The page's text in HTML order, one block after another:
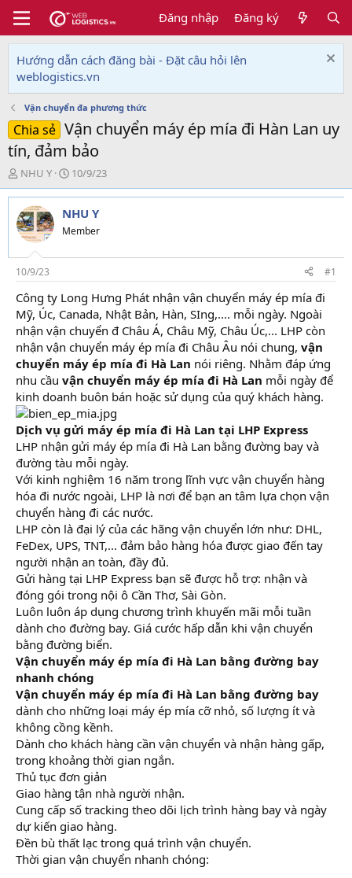
Đăng nhập Đăng ký
Hướng dẫn cách đăng bài - Đặt câu hỏi lên
weblogistics.vn
Vận chuyển đa phương thức
Chia sẻ Vận chuyển máy ép mía đi Hàn Lan uy
tín, đảm bảo
T
h
r
e
a
d
s
t
a
r
t
e
r
NHU Y
N
g
à
y
g
i
10/9/23
NHU Y
Member
10/9/23 #1
Công ty Long Hưng Phát nhận vận chuyển máy ép mía đi
Mỹ, Úc, Canada, Nhật Bản, Hàn, SIng,.... mỗi ngày. Ngoài
nhận vận chuyển đ Châu Á, Châu Mỹ, Châu Úc,... LHP còn
nhận vận chuyển máy ép mía đi Châu Âu nói chung, vận
chuyển máy ép mía đi Hà Lan nói riêng. Nhằm đáp ứng
nhu cầu vận chuyển máy ép mía đi Hà Lan mỗi ngày để
kinh doanh buôn bán hoặc sử dụng của quý khách hàng.
Dịch vụ gửi máy ép mía đi Hà Lan tại LHP Express
LHP nhận gửi máy ép mía đi Hà Lan bằng đường bay và
đường tàu mỗi ngày.
Với kinh nghiệm 16 năm trong lĩnh vực vận chuyển hàng
hóa đi nước ngoài, LHP là nơi để bạn an tâm lựa chọn vận
chuyển hàng đi các nước.
LHP còn là đại lý của các hãng vận chuyển lớn như: DHL,
FeDex, UPS, TNT,... đảm bảo hàng hóa được giao đến tay
người nhận an toàn, đầy đủ.
Gửi hàng tại LHP Express bạn sẽ được hỗ trợ: nhận và
đóng gói trong nội ô Cần Thơ, Sài Gòn.
Luôn luôn áp dụng chương trình khuyến mãi mỗi tuần
dành cho đường bay. Giá cước hấp dẫn khi vận chuyển
bằng đường biển.
Vận chuyển máy ép mía đi Hà Lan bằng đường bay
nhanh chóng
Vận chuyển máy ép mía đi Hà Lan bằng đường bay
dành cho những loại máy ép mía cỡ nhỏ, số lượng ít và
không cồng kềnh.
Dành cho khách hàng cần vận chuyển và nhận hàng gấp,
trong khoảng thời gian ngắn.
Thủ tục đơn giản
Giao hàng tận nhà người nhận.
Cung cấp số tracking theo dõi lịch trình hàng bay và ngày
dự kiến giao hàng.
Đền bù thất lạc trong quá trình vận chuyển.
Thời gian vận chuyển nhanh chóng: